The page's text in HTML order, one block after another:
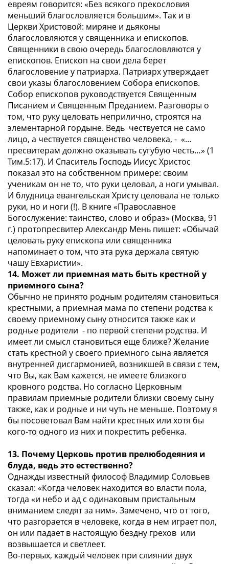
евреям говорится: «Без всякого прекословия
меньший благословляется большим». Так и в
Церкви Христовой: миряне и дьяконы
благословляются у священника и епископов.
Священники в свою очередь благословляются у
епископов. Епископ на свои дела берет
благословение у патриарха. Патриарх утверждает
свои указы благословением Собора епископов.
Собор епископов руководствуется Священным
Писанием и Священным Преданием. Разговоры о
том, что руку целовать неприлично, строятся на
элементарной гордыне. Ведь чествуется не само
лицо, а чествуется священство человека, - «…
пресвитерам должно оказывать сугубую честь…» (1
Тим.5:17). И Спаситель Господь Иисус Христос
показал это на собственном примере: своим
ученикам он не то, что руки целовал, а ноги умывал.
И блудница евангельская Христу целовала не только
руки, но и ноги (!). В книге «Православное
Богослужение: таинство, слово и образ» (Москва, 91
г.) протопресвитер Александр Мень пишет: «Обычай
целовать руку епископа или священника
напоминает о том, что эта рука держала святую
чашу Евхаристии».
14. Может ли приемная мать быть крестной у
приемного сына?
Обычно не принято родным родителям становиться
крестными, а приемная мама по степени родства к
своему приемному сыну относится также как и
родные родители - по первой степени родства. И
имеет ли смысл становиться еще ближе? Желание
стать крестной у своего приемного сына является
внутренней дисгармонией, возникшей в связи с тем,
что Вы, как Вам кажется, не имеете близкого
кровного родства. Но согласно Церковным
правилам приемные родители близки своему сыну
также, как и родные и ни чуть не меньше. Поэтому я
бы посоветовал Вам найти крестных или хотя бы
кого-то одного из них и покрестить ребенка.
13. Почему Церковь против прелюбодеяния и
блуда, ведь это естественно?
Однажды известный философ Владимир Соловьев
сказал: «Когда человек находится во власти пола,
тогда «и небо и ад с одинаковым пристальным
вниманием следят за ним». Замечено, что от того,
что разгорается в человеке, когда в нем играет пол,
он или падает в настоящую бездну грехов или
возвышается и светлеет.
Во-первых, каждый человек при слиянии двух